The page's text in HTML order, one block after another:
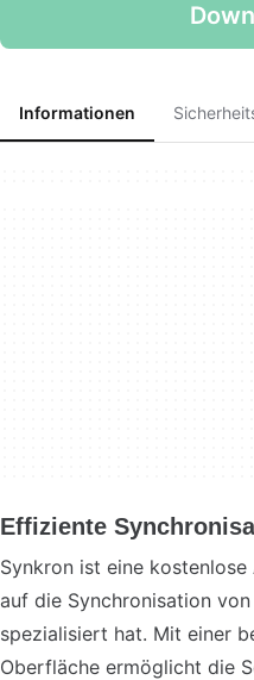
Informationen
Effiziente
Synkron ist eine
auf die Synchronisation
spezialisiert hat. Mit einer
Oberfläche ermöglicht die